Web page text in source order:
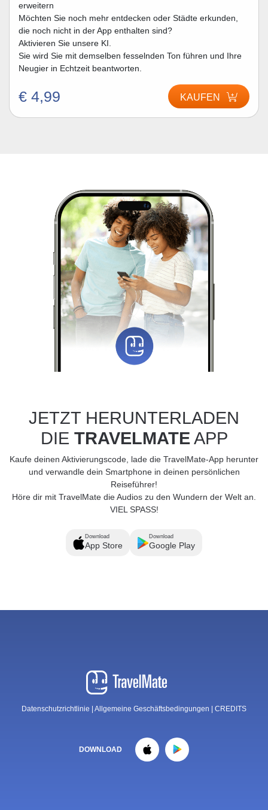
erweitern
Möchten Sie noch mehr entdecken oder Städte erkunden,
die noch nicht in der App enthalten sind?
Aktivieren Sie unsere KI.
Sie wird Sie mit demselben fesselnden Ton führen und Ihre
Neugier in Echtzeit beantworten.
€ 4,99 KAUFEN
JETZT HERUNTERLADEN
DIE TRAVELMATEAPP
Kaufe deinen Aktivierungscode, lade die TravelMate-App herunter
und verwandle dein Smartphone in deinen persönlichen
Reiseführer!
Höre dir mit TravelMate die Audios zu den Wundern der Welt an.
VIEL SPASS!
Download
App Store
Download
Google Play
Datenschutzrichtlinie Allgemeine Geschäftsbedingungen CREDITS
DOWNLOAD